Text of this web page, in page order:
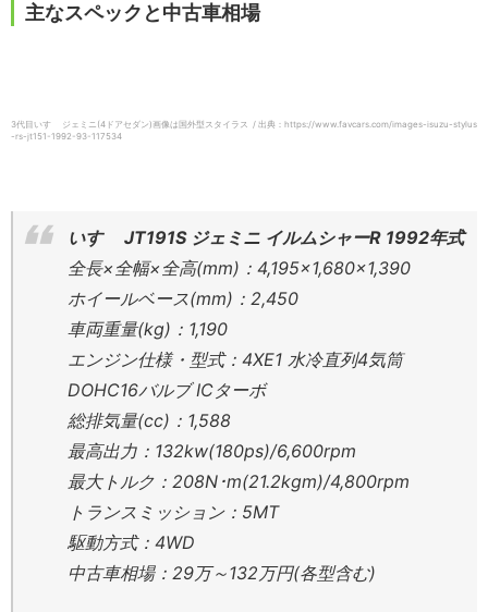
主なスペックと中古車相場
3代目いすゞ ジェミニ(4ドアセダン)画像は国外型スタイラス / 出典：https://www.favcars.com/images-isuzu-stylus
-rs-jt151-1992-93-117534
いすゞ JT191S ジェミニ イルムシャーR 1992年式
全長×全幅×全高(mm)：4,195×1,680×1,390
ホイールベース(mm)：2,450
車両重量(kg)：1,190
エンジン仕様・型式：4XE1 水冷直列4気筒
DOHC16バルブ ICターボ
総排気量(cc)：1,588
最高出力：132kw(180ps)/6,600rpm
最大トルク：208N･m(21.2kgm)/4,800rpm
トランスミッション：5MT
駆動方式：4WD
中古車相場：29万～132万円(各型含む)